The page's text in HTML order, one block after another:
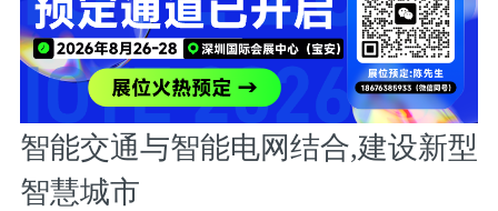
智能交通与智能电网结合,建设新型
智慧城市